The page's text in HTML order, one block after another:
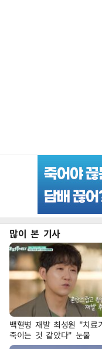
많이 본 기사
백혈병 재발 최성원 "치료
죽이는 것 같았다" 눈물